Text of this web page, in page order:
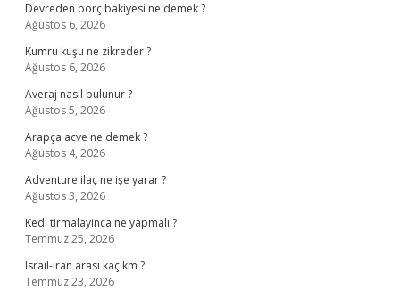
Devreden borç bakiyesi ne demek ?
Ağustos 6, 2026
Kumru kuşu ne zikreder ?
Ağustos 6, 2026
Averaj nasıl bulunur ?
Ağustos 5, 2026
Arapça acve ne demek ?
Ağustos 4, 2026
Adventure ilaç ne işe yarar ?
Ağustos 3, 2026
Kedi tirmalayinca ne yapmalı ?
Temmuz 25, 2026
Israıl-ıran arası kaç km ?
Temmuz 23, 2026